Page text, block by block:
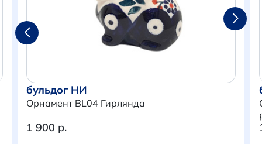
бульдог НИ
Орнамент BL04 Гирлянда
1 900 р.